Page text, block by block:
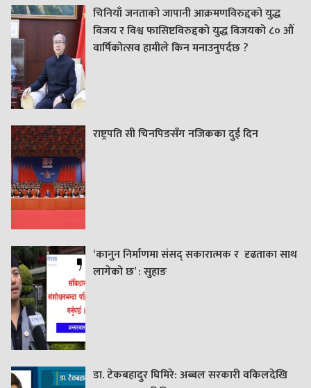
चिनियाँ जनताको जापानी आक्रमणविरुद्दको युद्ध
विजय र विश्व फासिष्टविरुद्दको युद्ध विजयको ८० औं
वार्षिकोत्सव हामीले किन मनाउनुपर्दछ ?
राष्ट्रपति सी चिनपिङसँग नजिकका दुई दिन
‘कानुन निर्माणमा संसद् सकारात्मक र दृढताका साथ
लागेको छ’ : सुहाङ
डा. टेकबहादुर घिमिरे: अब्बल सरकारी वकिलदेखि